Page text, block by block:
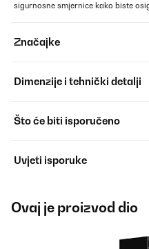
sigurnosne smjernice kako biste
Značajke
Dimenzije i tehnički detalji
Što će biti isporučeno
Uvjeti isporuke
Ovaj je proizvod dio